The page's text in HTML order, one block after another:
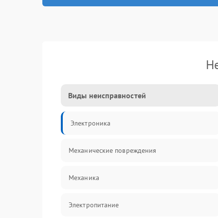
Виды неисправностей
Электроника
Механические повреждения
Механика
Электропитание